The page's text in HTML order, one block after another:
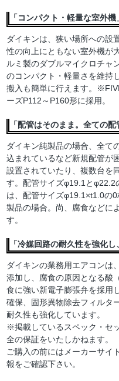
「コンパクト・軽量な室外機
ダイキンは、狭い場所への設
性の向上にともない室外機が
ルミ製のダブルマイクロチャ
のコンパクト・軽量さを維持
搬入も簡単に行えます。
ーズP112～P160形に採用。
「配管はそのまま。全ての配
ダイキン純製品の場合、全て
込まれているなど新規配管が
設置されていたり、複数台を
す。配管サイズφ19.1とφ22.2
は、配管サイズφ19.1×t1.0の
製品の場合。尚、腐食などに
す。
「冷媒回路の耐久性を強化
ダイキンの業務用エアコンは
添加し、腐食の原因となる酸
食に強い新電子膨張弁を採用
確保、固形異物除去フィルタ
耐久性も強化しています。
※掲載しているスペック・セ
全の保証をいたしかねます。
ご購入の前にはメーカーサイ
報をご確認下さい。